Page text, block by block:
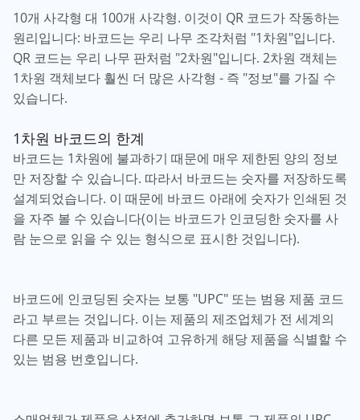
10개 사각형 대 100개 사각형. 이것이 QR 코드가 작동하는
원리입니다: 바코드는 우리 나무 조각처럼 "1차원"입니다.
QR 코드는 우리 나무 판처럼 "2차원"입니다. 2차원 객체는
1차원 객체보다 훨씬 더 많은 사각형 - 즉 "정보"를 가질 수
있습니다.
1차원 바코드의 한계
바코드는 1차원에 불과하기 때문에 매우 제한된 양의 정보
만 저장할 수 있습니다. 따라서 바코드는 숫자를 저장하도록
설계되었습니다. 이 때문에 바코드 아래에 숫자가 인쇄된 것
을 자주 볼 수 있습니다(이는 바코드가 인코딩한 숫자를 사
람 눈으로 읽을 수 있는 형식으로 표시한 것입니다).
바코드에 인코딩된 숫자는 보통 "UPC" 또는 범용 제품 코드
라고 부르는 것입니다. 이는 제품의 제조업체가 전 세계의
다른 모든 제품과 비교하여 고유하게 해당 제품을 식별할 수
있는 범용 번호입니다.